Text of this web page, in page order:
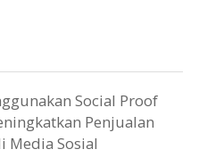
Social Proof
Penjualan
Media Sosial